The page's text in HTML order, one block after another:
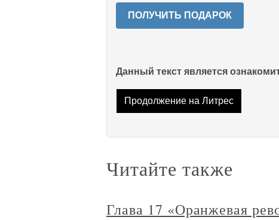
ПОЛУЧИТЬ ПОДАРОК
Данный текст является
Продолжение на Литрес
Читайте также
Глава 17 «Оранжевая